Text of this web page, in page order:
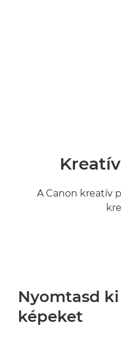
A Canon kreatív
Nyomtasd
képeket